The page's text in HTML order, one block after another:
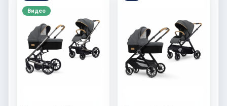
Видео